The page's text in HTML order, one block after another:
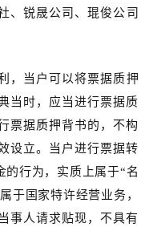
锐晟公司、琨俊公司
，当户可以将票据质押
当时，应当进行票据质
票据质押背书的，不构
设立。当户进行票据转
行为，实质上属于“名
于国家特许经营业务，
事人请求贴现，不具有